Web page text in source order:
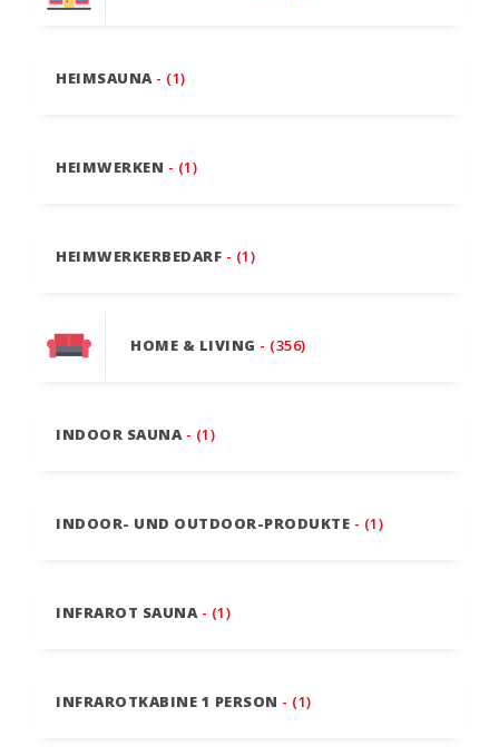
HEIMSAUNA - (1)
HEIMWERKEN - (1)
HEIMWERKERBEDARF - (1)
HOME & LIVING - (356)
INDOOR SAUNA - (1)
INDOOR- UND OUTDOOR-PRODUKTE - (1)
INFRAROT SAUNA - (1)
INFRAROTKABINE 1 PERSON - (1)